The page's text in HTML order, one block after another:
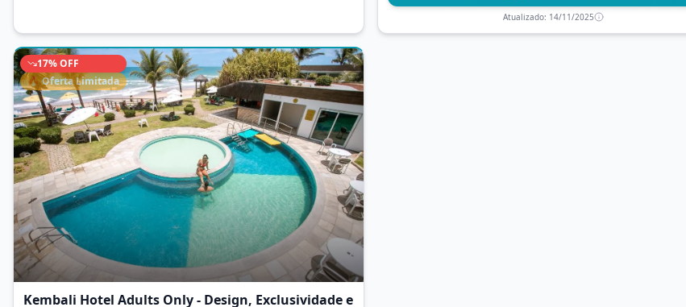
Atualizado: 14/11/2025
17% OFF
🔥 Oferta Limitada
Kembali Hotel Adults Only - Design, Exclusividade e